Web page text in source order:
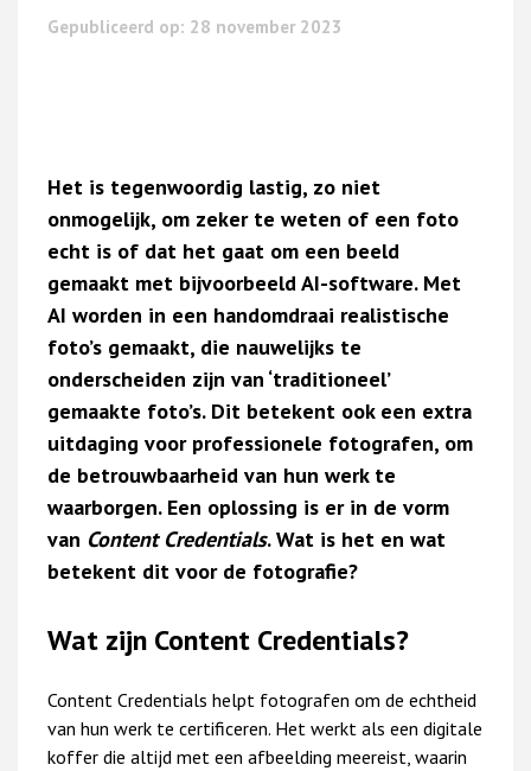
Gepubliceerd op: 28 november 2023
Het is tegenwoordig lastig, zo niet
onmogelijk, om zeker te weten of een foto
echt is of dat het gaat om een beeld
gemaakt met bijvoorbeeld AI-software. Met
AI worden in een handomdraai realistische
foto’s gemaakt, die nauwelijks te
onderscheiden zijn van ‘traditioneel’
gemaakte foto’s. Dit betekent ook een extra
uitdaging voor professionele fotografen, om
de betrouwbaarheid van hun werk te
waarborgen. Een oplossing is er in de vorm
van Content Credentials. Wat is het en wat
betekent dit voor de fotografie?
Wat zijn Content Credentials?
Content Credentials helpt fotografen om de echtheid
van hun werk te certificeren. Het werkt als een digitale
koffer die altijd met een afbeelding meereist, waarin